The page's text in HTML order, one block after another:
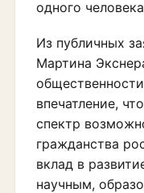
одного
Из публичных
Мартина
впечатление,
спектр
гражданства
вклад в
научным,